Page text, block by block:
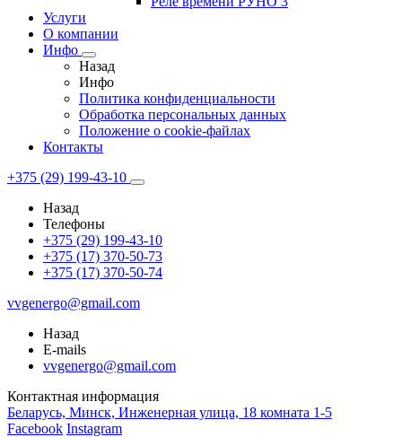
Услуги
О компании
Инфо
Назад
Инфо
Политика конфиденциальности
Обработка персональных данных
Положение о cookie-файлах
Контакты
+375 (29) 199-43-10
Назад
Телефоны
+375 (29) 199-43-10
+375 (17) 370-50-73
+375 (17) 370-50-74
vvgenergo@gmail.com
Назад
E-mails
vvgenergo@gmail.com
Контактная информация
Беларусь, Минск, Инженерная улица, 18 комната 1-5
Facebook Instagram